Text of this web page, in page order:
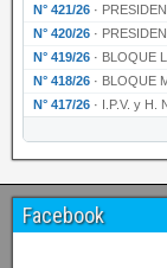
N° 421/26 ·
N° 420/26 ·
N° 419/26 · BLOQUE LA
N° 418/26 · BLOQUE
N° 417/26 · I.P.V. y H.
Facebook